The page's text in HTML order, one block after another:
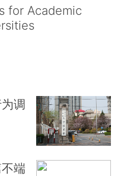
for Academic
调
端